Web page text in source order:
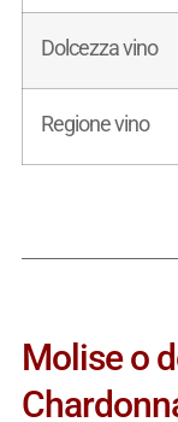
Dolcezza vino
Regione vino
Molise o